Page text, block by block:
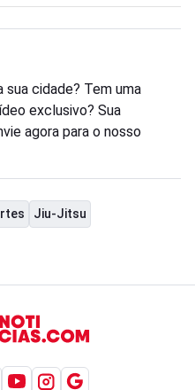
cidade? Tem uma
exclusivo? Sua
agora para o nosso
Jiu-Jitsu